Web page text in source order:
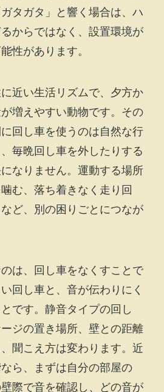
タガタ」と響く場合は、ハ
からではなく、設置環境が
性があります。
近い生活リズムで、夕方か
増えやすい動物です。その
回し車を使うのは自然な行
毎晩回し車を外したりする
なりません。運動する場所
む、落ち着きなく走り回
ど、別の困りごとにつなが
は、回し車をなくすことで
回し車と、音が伝わりにく
です。静音タイプの回し
ジの置き場所、壁との距離
聞こえ方は変わります。近
ら、まずは自分の部屋の
際で音を確認し、どの音が